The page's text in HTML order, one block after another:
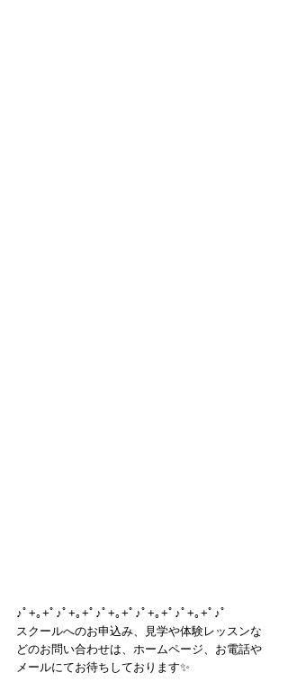
♪ﾟ+｡+ﾟ♪ﾟ+｡+ﾟ♪ﾟ+｡+ﾟ♪ﾟ+｡+ﾟ♪ﾟ+｡+ﾟ♪ﾟ
スクールへのお申込み、見学や体験レッスンな
どのお問い合わせは、ホームページ、お電話や
メールにてお待ちしております✨